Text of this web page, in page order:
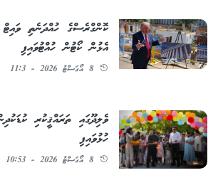
ކޮންގްރެސްގެ ހުއްދަނެތި
އެޅުން ކޯޓުން ހުއްޓުވައިފި
8 އޯގަސްޓު 2026 - 11:3
ވެލިދޫގައި ތަރައްޤީކުރި
ހުޅުވައިފި
8 އޯގަސްޓު 2026 - 10:53